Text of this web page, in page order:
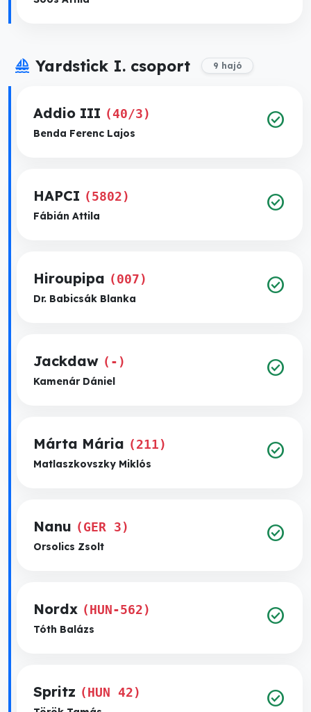
sailing Yardstick I. csoport 9 hajó
Addio III (40/3)
Benda Ferenc Lajos
check_circle
HAPCI (5802)
Fábián Attila
check_circle
Hiroupipa (007)
Dr. Babicsák Blanka
check_circle
Jackdaw (-)
Kamenár Dániel
check_circle
Márta Mária (211)
Matlaszkovszky Miklós
check_circle
Nanu (GER 3)
Orsolics Zsolt
check_circle
Nordx (HUN-562)
Tóth Balázs
check_circle
Spritz (HUN 42) check_circle